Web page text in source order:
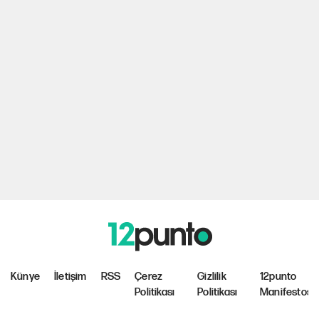
Künye İletişim RSS
Çerez
Politikası
Gizlilik
Politikası
12punto
Manifestosu